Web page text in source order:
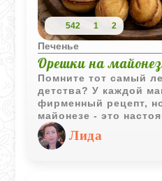
542 1 2
Печенье
Орешки на
Помните тот самый
детства? У каждой
фирменный рецепт,
майонезе - это
приём, который
безотказно. Майонез
удивительно
Лида